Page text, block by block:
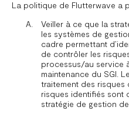
La politique de Flutterwave a
Veiller à ce que la
les systèmes de
cadre permettant
de contrôler les
processus/au service
maintenance du SGI.
traitement des risques
risques identifiés sont
stratégie de gestion